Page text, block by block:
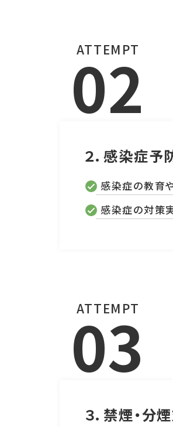
ATTEMPT
02
２．感染症予
感染症の教育
感染症の対策実
ATTEMPT
03
３．禁煙・分